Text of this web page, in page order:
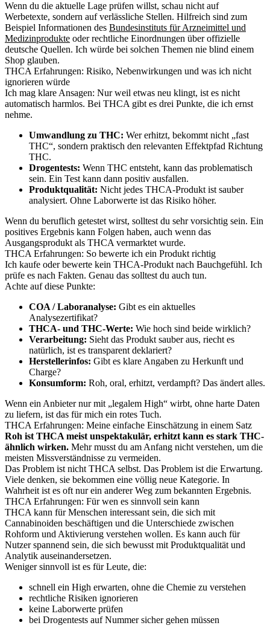
Wenn du die aktuelle Lage prüfen willst, schau nicht auf
Werbetexte, sondern auf verlässliche Stellen. Hilfreich sind zum
Beispiel Informationen des Bundesinstituts für Arzneimittel und
Medizinprodukte oder rechtliche Einordnungen über offizielle
deutsche Quellen. Ich würde bei solchen Themen nie blind einem
Shop glauben.
THCA Erfahrungen: Risiko, Nebenwirkungen und was ich nicht
ignorieren würde
Ich mag klare Ansagen: Nur weil etwas neu klingt, ist es nicht
automatisch harmlos. Bei THCA gibt es drei Punkte, die ich ernst
nehme.
Umwandlung zu THC: Wer erhitzt, bekommt nicht „fast
THC“, sondern praktisch den relevanten Effektpfad Richtung
THC.
Drogentests: Wenn THC entsteht, kann das problematisch
sein. Ein Test kann dann positiv ausfallen.
Produktqualität: Nicht jedes THCA-Produkt ist sauber
analysiert. Ohne Laborwerte ist das Risiko höher.
Wenn du beruflich getestet wirst, solltest du sehr vorsichtig sein. Ein
positives Ergebnis kann Folgen haben, auch wenn das
Ausgangsprodukt als THCA vermarktet wurde.
THCA Erfahrungen: So bewerte ich ein Produkt richtig
Ich kaufe oder bewerte kein THCA-Produkt nach Bauchgefühl. Ich
prüfe es nach Fakten. Genau das solltest du auch tun.
Achte auf diese Punkte:
COA / Laboranalyse: Gibt es ein aktuelles
Analysezertifikat?
THCA- und THC-Werte: Wie hoch sind beide wirklich?
Verarbeitung: Sieht das Produkt sauber aus, riecht es
natürlich, ist es transparent deklariert?
Herstellerinfos: Gibt es klare Angaben zu Herkunft und
Charge?
Konsumform: Roh, oral, erhitzt, verdampft? Das ändert alles.
Wenn ein Anbieter nur mit „legalem High“ wirbt, ohne harte Daten
zu liefern, ist das für mich ein rotes Tuch.
THCA Erfahrungen: Meine einfache Einschätzung in einem Satz
Roh ist THCA meist unspektakulär, erhitzt kann es stark THC-
ähnlich wirken. Mehr musst du am Anfang nicht verstehen, um die
meisten Missverständnisse zu vermeiden.
Das Problem ist nicht THCA selbst. Das Problem ist die Erwartung.
Viele denken, sie bekommen eine völlig neue Kategorie. In
Wahrheit ist es oft nur ein anderer Weg zum bekannten Ergebnis.
THCA Erfahrungen: Für wen es sinnvoll sein kann
THCA kann für Menschen interessant sein, die sich mit
Cannabinoiden beschäftigen und die Unterschiede zwischen
Rohform und Aktivierung verstehen wollen. Es kann auch für
Nutzer spannend sein, die sich bewusst mit Produktqualität und
Analytik auseinandersetzen.
Weniger sinnvoll ist es für Leute, die:
schnell ein High erwarten, ohne die Chemie zu verstehen
rechtliche Risiken ignorieren
keine Laborwerte prüfen
bei Drogentests auf Nummer sicher gehen müssen